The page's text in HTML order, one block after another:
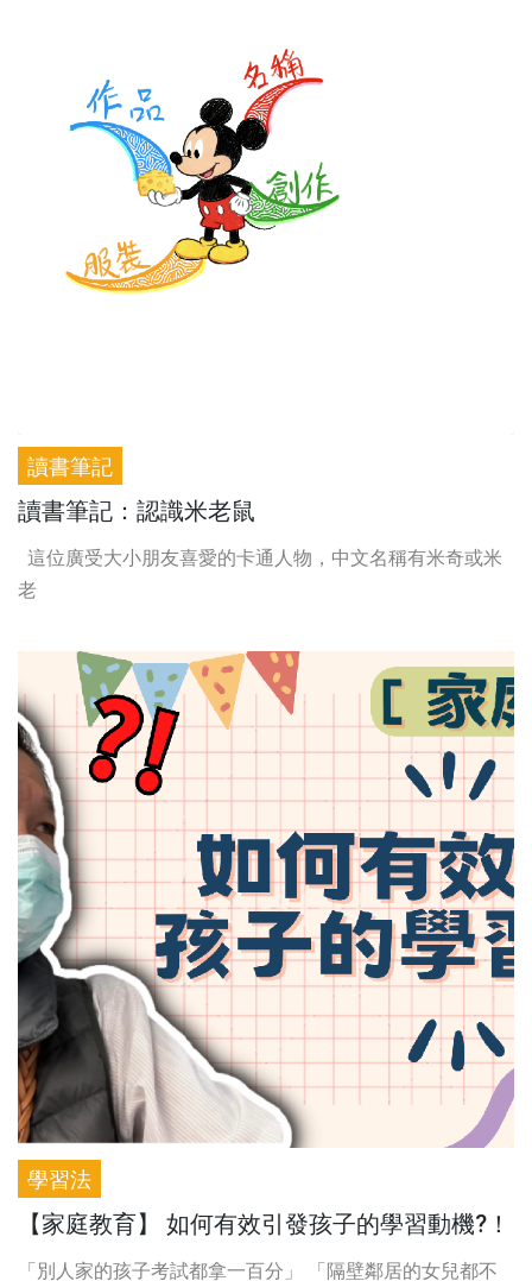
讀書筆記
讀書筆記：認識米老鼠
這位廣受大小朋友喜愛的卡通人物，中文名稱有米奇或米
老
學習法
【家庭教育】 如何有效引發孩子的學習動機?！
「別人家的孩子考試都拿一百分」 「隔壁鄰居的女兒都不